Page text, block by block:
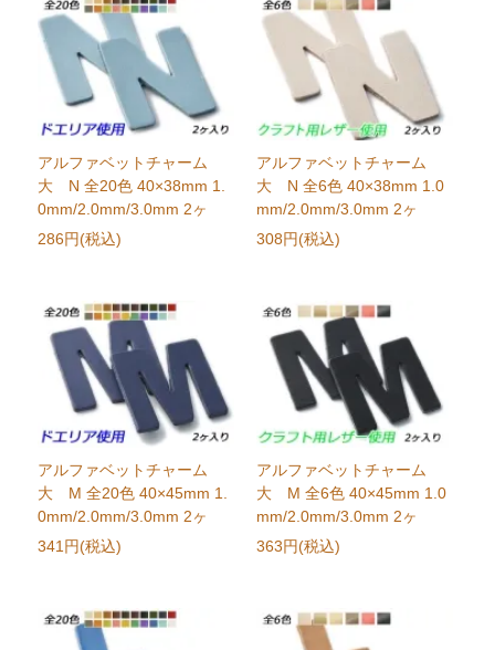
アルファベットチャーム
大 N 全20色 40×38mm 1.
0mm/2.0mm/3.0mm 2ヶ
286円(税込)
アルファベットチャーム
大 N 全6色 40×38mm 1.0
mm/2.0mm/3.0mm 2ヶ
308円(税込)
アルファベットチャーム
大 M 全20色 40×45mm 1.
0mm/2.0mm/3.0mm 2ヶ
341円(税込)
アルファベットチャーム
大 M 全6色 40×45mm 1.0
mm/2.0mm/3.0mm 2ヶ
363円(税込)